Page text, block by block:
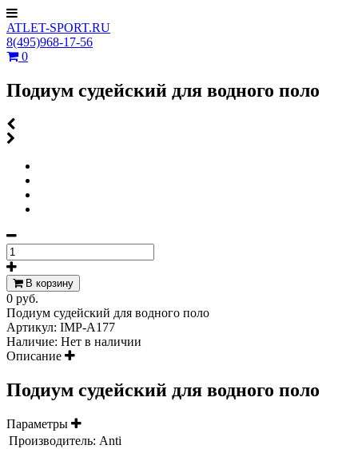
ATLET-SPORT.RU
8(495)968-17-56
0
Подиум судейский для водного поло
В корзину
0 руб.
Подиум судейский для водного поло
Артикул: IMP-A177
Наличие: Нет в наличии
Описание
Подиум судейский для водного поло
Параметры
Производитель: Anti